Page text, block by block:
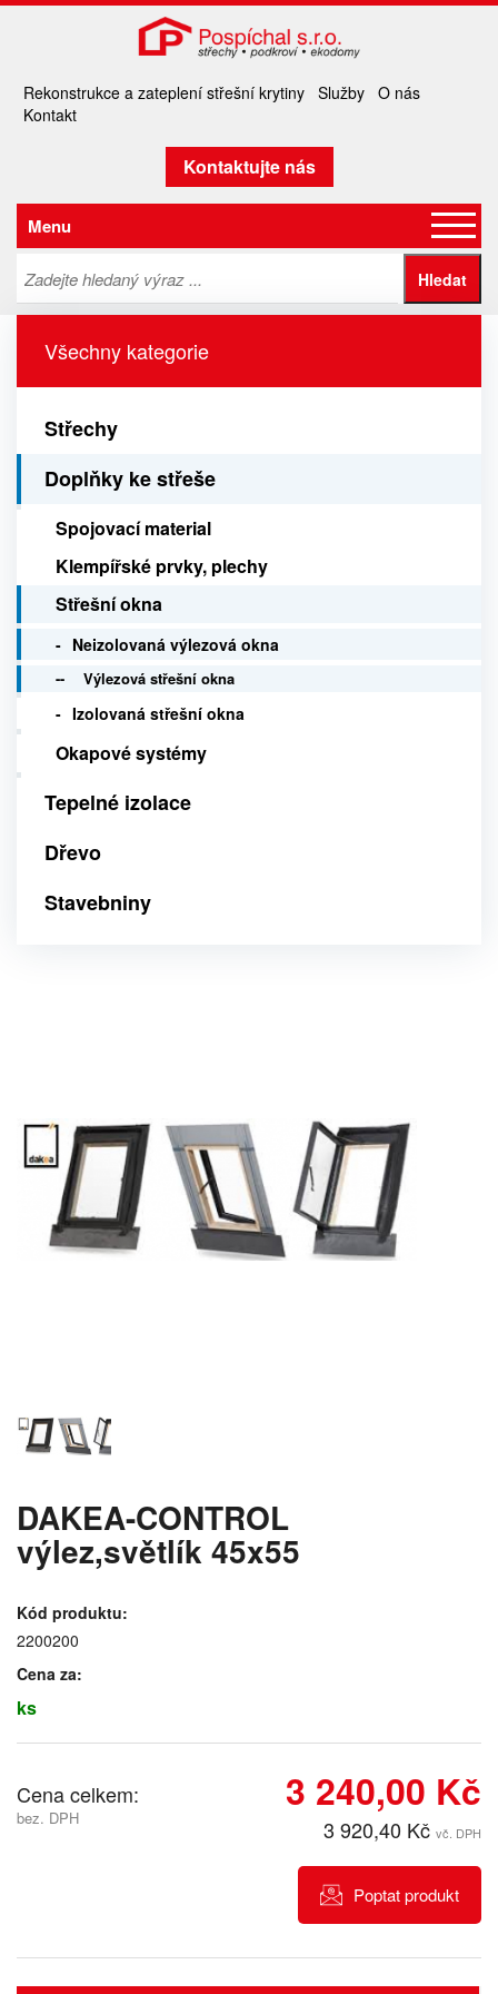
Rekonstrukce a zateplení střešní krytiny Služby O nás
Kontakt
Kontaktujte nás
Menu
Všechny kategorie
Střechy
Doplňky ke střeše
Spojovací material
Klempířské prvky, plechy
Střešní okna
Neizolovaná výlezová okna
Výlezová střešní okna
Izolovaná střešní okna
Okapové systémy
Tepelné izolace
Dřevo
Stavebniny
DAKEA-CONTROL
výlez,světlík 45x55
Kód produktu:
2200200
Cena za:
ks
Cena celkem:
bez. DPH
3 240,00 Kč
3 920,40 Kč vč. DPH
Poptat produkt